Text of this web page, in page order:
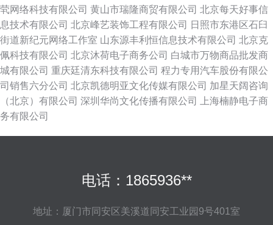
茕网络科技有限公司 黄山市瑞隆商贸有限公司 北京每天好事信
息技术有限公司 北京峰艺装饰工程有限公司
日照市东港区石臼
街道新纪元网络工作室 山东源丰利恒信息技术有限公司 北京克
佩科技有限公司 北京沐荷电子商务公司 白城市万物商品批发商
城有限公司 重庆廷清东科技有限公司 程力专用汽车股份有限公
司销售六分公司 北京凯德明亚文化传媒有限公司 加星天阔咨询
（北京）有限公司 深圳华尚文化传播有限公司
上海楠静电子商
务有限公司
电话：1865936**
地址：厦门市同安区美溪道同安工业园9号401室